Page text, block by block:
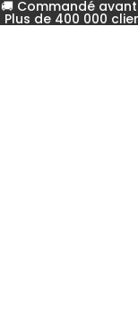
🚚 Commandé
Plus de 400 000